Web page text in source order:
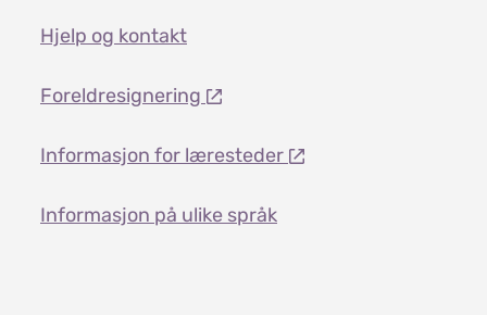
Hjelp og kontakt
Foreldresignering
Informasjon for læresteder
Informasjon på ulike språk